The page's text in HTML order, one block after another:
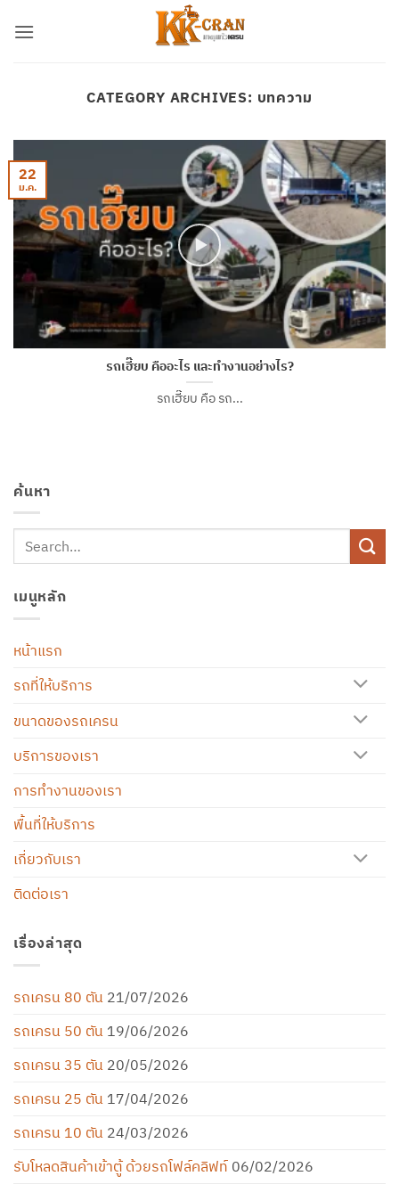
CATEGORY ARCHIVES: บทความ
รถเฮี๊ยบ คืออะไร และทำงานอย่างไร?
รถเฮี๊ยบ คือ รถ...
22
ม.ค.
ค้นหา
เมนูหลัก
หน้าแรก
รถที่ให้บริการ
ขนาดของรถเครน
บริการของเรา
การทำงานของเรา
พื้นที่ให้บริการ
เกี่ยวกับเรา
ติดต่อเรา
เรื่องล่าสุด
รถเครน 80 ตัน 21/07/2026
รถเครน 50 ตัน 19/06/2026
รถเครน 35 ตัน 20/05/2026
รถเครน 25 ตัน 17/04/2026
รถเครน 10 ตัน 24/03/2026
รับโหลดสินค้าเข้าตู้ ด้วยรถโฟล์คลิฟท์ 06/02/2026